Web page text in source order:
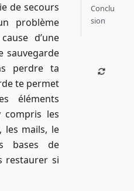
de secours
problème
d’une
sauvegarde
perdre ta
te permet
éléments
les
les mails, le
bases de
restaurer si
Conclu
sion